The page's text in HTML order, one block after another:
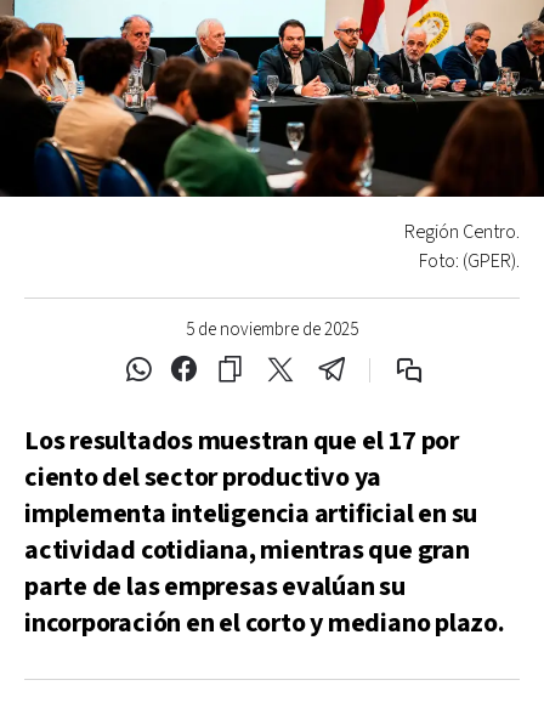
5 de noviembre de 2025
Región Centro.
Foto: (GPER).
Los resultados muestran que el 17 por
ciento del sector productivo ya
implementa inteligencia artificial en su
actividad cotidiana, mientras que gran
parte de las empresas evalúan su
incorporación en el corto y mediano plazo.